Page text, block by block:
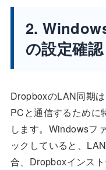
2.
の設定確認
DropboxのLAN同期
PCと通信するために
します。Windowsフ
ックしていると、
合、Dropboxインス